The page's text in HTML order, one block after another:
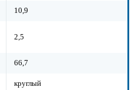
10,9
2,5
66,7
круглый